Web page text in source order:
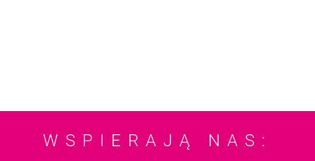
WSPIERAJĄ NAS: